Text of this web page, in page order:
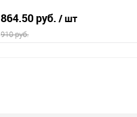
864.50 руб. / шт
910 руб.